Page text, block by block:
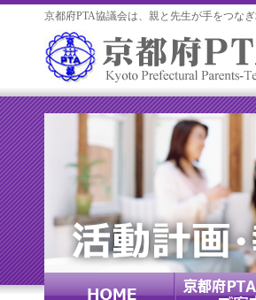
京都府PTA協議会は、親と先生が手をつな